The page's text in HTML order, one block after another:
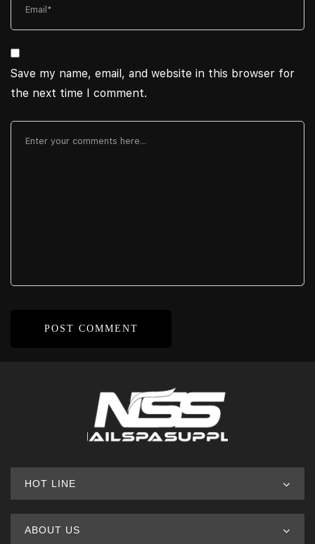
Save my name, email, and website in this browser for
the next time I comment.
HOT LINE
ABOUT US